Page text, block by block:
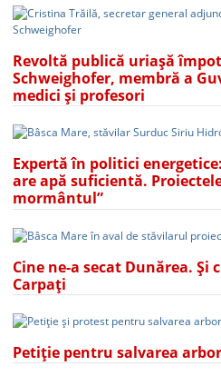
Revoltă publică uriașă
Schweighofer, membră a
medici și profesori
Expertă în politici
are apă suficientă.
mormântul”
Cine ne-a secat Dunărea. Și
Carpați
Petiție pentru salvarea